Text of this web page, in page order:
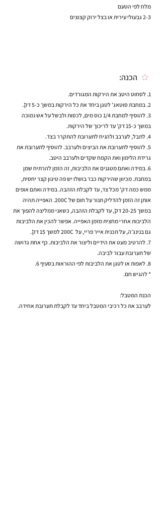
מלח לפי הטעם
2-3 גבעולי עירית או בצל ירוק קצוצים
הכנה:
1. לסחוט היטב את הירקות המגורדים.
2. במחבת סוטאג’ לטגן ביחד את כל הירקות במשך כ-5 דק’.
3. להוסיף למחבת 1/4 כוס מים, לכסות ולבשל על אש נמוכה
במשך כ-15 דק’ עד לריכוך של הירקות.
4. לתבל, לערבב ולהניח לתערובת להתקרר בצד.
5. להוסיף לתערובת את הביצים ולערבב. להוסיף לתערובת את
גרידת הלימון ואת הקמח שקדים ולערבב היטב.
6. במידה ואתם מטגנים את הלביבות, זה הזמן להרתיח שמן
במחבת. מכיוון שהירקות כבר בושלו יש פה טיגון קצר יחסית,
ממש כמה דק’ מכל צד, עד לקבלת הזהבה. במידה ואתם אופים
אותן זה הזמן להדליק תנור על חום של 200C. האפייה תהיה
במשך 20-25 דק’, עד לקבלת הזהבה, כשאני ממליצה להפוך את
הלביבות אחרי מחצית מזמן האפייה. אפשר להכין את הלביבות
גם בנינג’ה, על תכנית אייר פריי, על 200C למשך 15 דק’.
7. להרטיב מעט את הידיים וליצור את הלביבות. כף אחת גדושה
של תערובת עבור לביבה.
8. לאפות או לטגן את הלביבות לפי ההוראות בסעיף 6.
* להגיש חם.
הכנת המטבל:
לערבב את כל רכיבי המטבל ביחד עד לקבלת תערובת אחידה.